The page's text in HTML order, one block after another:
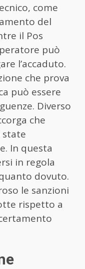
come
del
il Pos
può
l’accaduto.
che prova
può essere
Diverso
che
state
In questa
in regola
dovuto.
le sanzioni
rispetto a